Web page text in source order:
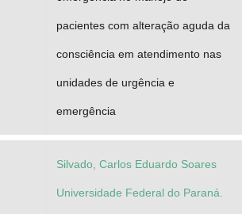
pacientes com alteração aguda da
consciência em atendimento nas
unidades de urgência e
emergência
Silvado, Carlos Eduardo Soares
Universidade Federal do Paraná.